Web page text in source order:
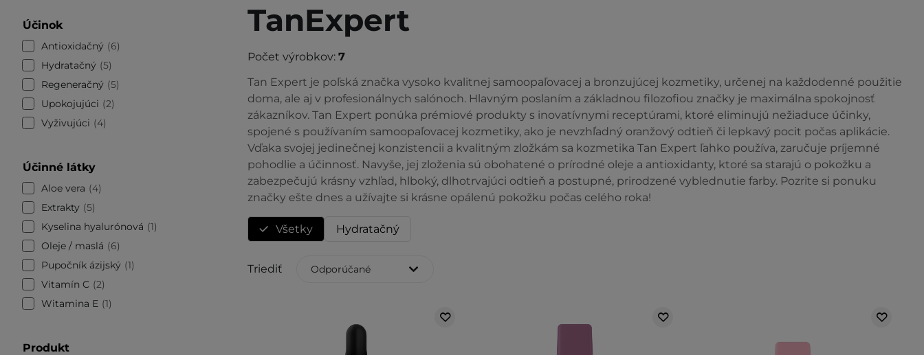
Účinok
Antioxidačný
6
Hydratačný
5
Regeneračný
5
Upokojujúci
2
Vyživujúci
4
Účinné látky
Aloe vera
4
Extrakty
5
Kyselina hyalurónová
1
Oleje / maslá
6
Pupočník ázijský
1
Vitamín C
2
Witamina E 1
Produkt
TanExpert
Počet výrobkov: 7
Tan Expert je poľská značka vysoko kvalitnej samoopaľovacej a bronzujúcej kozmetiky, určenej na každodenné použitie
doma, ale aj v profesionálnych salónoch. Hlavným poslaním a základnou filozofiou značky je maximálna spokojnosť
zákazníkov. Tan Expert ponúka prémiové produkty s inovatívnymi receptúrami, ktoré eliminujú nežiaduce účinky,
spojené s používaním samoopaľovacej kozmetiky, ako je nevzhľadný oranžový odtieň či lepkavý pocit počas aplikácie.
Vďaka svojej jedinečnej konzistencii a kvalitným zložkám sa kozmetika Tan Expert ľahko používa, zaručuje príjemné
pohodlie a účinnosť. Navyše, jej zloženia sú obohatené o prírodné oleje a antioxidanty, ktoré sa starajú o pokožku a
zabezpečujú krásny vzhľad, hlboký, dlhotrvajúci odtieň a postupné, prirodzené vyblednutie farby. Pozrite si ponuku
značky ešte dnes a užívajte si krásne opálenú pokožku počas celého roka!
Všetky Hydratačný
Triediť Odporúčané